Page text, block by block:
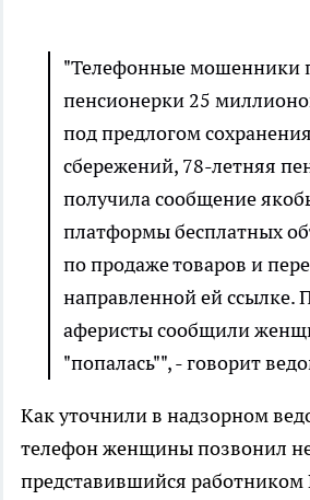
"Телефонные мошенники
пенсионерки 25
под предлогом сохранения
сбережений, 78-летняя
получила сообщение
платформы бесплатных
по продаже товаров и
направленной ей ссылке.
аферисты сообщили
"попалась"", - говорит
Как уточнили в надзорном
телефон женщины позвонил
представившийся работником